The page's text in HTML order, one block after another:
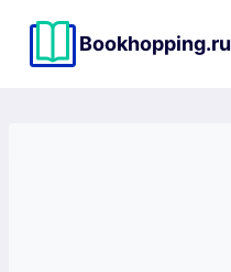
содержимому
Bookhopping.ru